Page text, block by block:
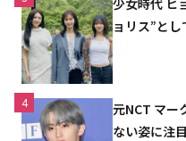
ョリス”と
4
元NCT マー
ない姿に注